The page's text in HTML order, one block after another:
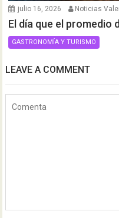
julio 16, 2026 Noticias
El día que el promedio
GASTRONOMÍA Y TURISMO
LEAVE A COMMENT